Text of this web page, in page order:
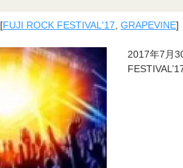
[FUJI ROCK FESTIVAL'17 GRAPEVINE]
2017年7月